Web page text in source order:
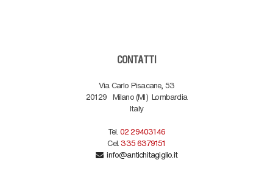
CONTATTI
Via Carlo Pisacane, 53
20129 Milano (MI) Lombardia
Italy
Tel. 02 29403146
Cel. 335 6379151
info@antichitagiglio.it